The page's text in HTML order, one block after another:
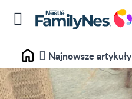
Home Najnowsze artykuły